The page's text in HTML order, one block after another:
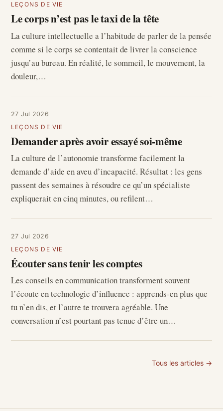
LEÇONS DE VIE
Le corps n’est pas le taxi de la tête
La culture intellectuelle a l’habitude de parler de la pensée
comme si le corps se contentait de livrer la conscience
jusqu’au bureau. En réalité, le sommeil, le mouvement, la
douleur,…
27 Jul 2026
LEÇONS DE VIE
Demander après avoir essayé soi-même
La culture de l’autonomie transforme facilement la
demande d’aide en aveu d’incapacité. Résultat : les gens
passent des semaines à résoudre ce qu’un spécialiste
expliquerait en cinq minutes, ou refilent…
27 Jul 2026
LEÇONS DE VIE
Écouter sans tenir les comptes
Les conseils en communication transforment souvent
l’écoute en technologie d’influence : apprends-en plus que
tu n’en dis, et l’autre te trouvera agréable. Une
conversation n’est pourtant pas tenue d’être un…
Tous les articles →